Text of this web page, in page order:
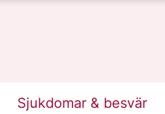
Sjukdomar & besvär